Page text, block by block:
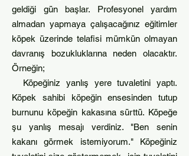
geldiği gün başlar. Profesyonel yardım
almadan yapmaya çalışacağınız eğitimler
köpek üzerinde telafisi mümkün olmayan
davranış bozukluklarına neden olacaktır.
Örneğin;
Köpeğiniz yanlış yere tuvaletini yaptı.
Köpek sahibi köpeğin ensesinden tutup
burnunu köpeğin kakasına sürttü. Köpeğe
şu yanlış mesajı verdiniz. "Ben senin
kakanı görmek istemiyorum." Köpeğiniz